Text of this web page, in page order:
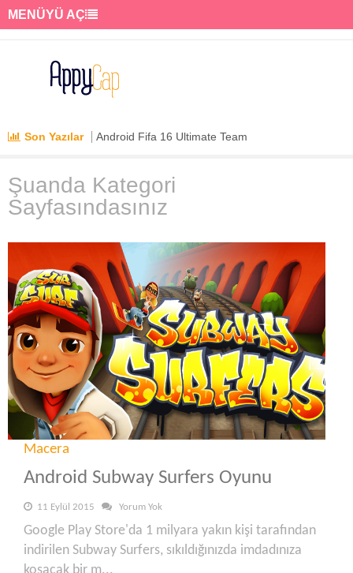
MENÜYÜ AÇ
Son Yazılar Android Fifa 16 Ultimate Team
Şuanda Kategori
Sayfasındasınız
Macera
Android Subway Surfers Oyunu
11 Eylül 2015 Yorum Yok
Google Play Store'da 1 milyara yakın kişi tarafından
indirilen Subway Surfers, sıkıldığınızda imdadınıza